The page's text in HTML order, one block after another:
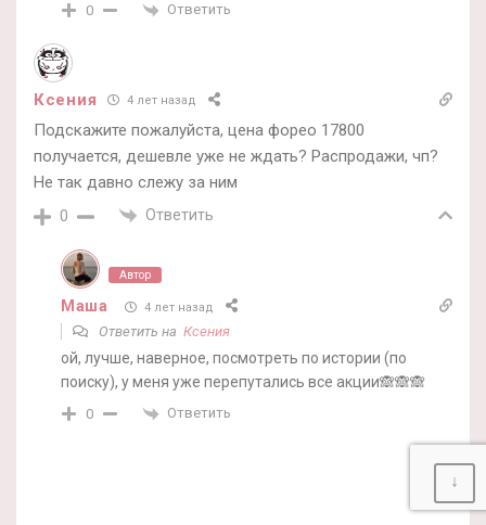
0 Ответить
Ксения 4 лет назад
Подскажите пожалуйста, цена форео 17800
получается, дешевле уже не ждать? Распродажи, чп?
Не так давно слежу за ним
0 Ответить
Автор
Маша 4 лет назад
Ответить на Ксения
ой, лучше, наверное, посмотреть по истории (по
поиску), у меня уже перепутались все акции🙈🙈🙈
0 Ответить
↓